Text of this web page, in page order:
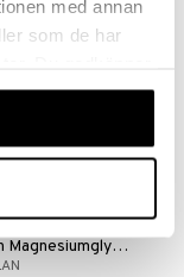
med annan
som de har
vår webbplats.
Närokällan Magnesiumglycinat